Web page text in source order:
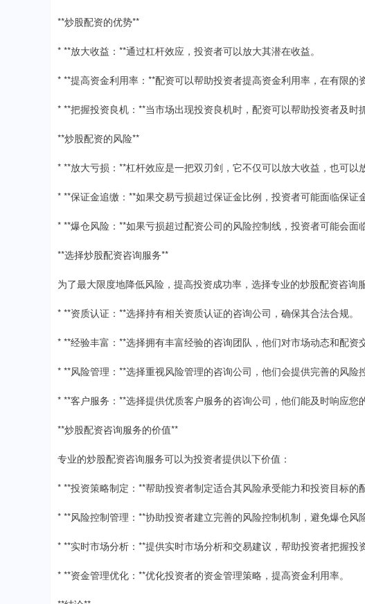
**炒股配资的优势**
* **放大收益：**通过杠杆效应，投资者可以放大其潜在收益。
* **提高资金利用率：**配资可以帮助投资者提高资金利用率，在有限的
* **把握投资良机：**当市场出现投资良机时，配资可以帮助投资者及时
**炒股配资的风险**
* **放大亏损：**杠杆效应是一把双刃剑，它不仅可以放大收益，也可以
* **保证金追缴：**如果交易亏损超过保证金比例，投资者可能面临保证
* **爆仓风险：**如果亏损超过配资公司的风险控制线，投资者可能会面
**选择炒股配资咨询服务**
为了最大限度地降低风险，提高投资成功率，选择专业的炒股配资咨询
* **资质认证：**选择持有相关资质认证的咨询公司，确保其合法合规。
* **经验丰富：**选择拥有丰富经验的咨询团队，他们对市场动态和配资
* **风险管理：**选择重视风险管理的咨询公司，他们会提供完善的风险
* **客户服务：**选择提供优质客户服务的咨询公司，他们能及时响应您
**炒股配资咨询服务的价值**
专业的炒股配资咨询服务可以为投资者提供以下价值：
* **投资策略制定：**帮助投资者制定适合其风险承受能力和投资目标的
* **风险控制管理：**协助投资者建立完善的风险控制机制，避免爆仓风险
* **实时市场分析：**提供实时市场分析和交易建议，帮助投资者把握投
* **资金管理优化：**优化投资者的资金管理策略，提高资金利用率。